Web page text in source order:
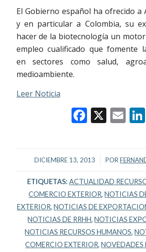
El Gobierno español ha ofrecido a
y en particular a Colombia, su
hacer de la biotecnología un
empleo cualificado que fomente
en sectores como salud,
medioambiente.
Leer Noticia
Facebook
X
DICIEMBRE 13, 2013
/ POR
ETIQUETAS: ACTUALIDAD
COMERCIO EXTERIOR,NOTICIAS
EXTERIOR, NOTICIAS DE
NOTICIAS DE RRHH,NOTICIAS
NOTICIAS RECURSOS HUMANOS,
COMERCIO EXTERIOR,NOVEDADES